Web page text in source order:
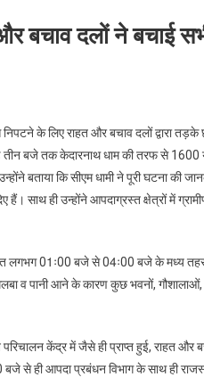
बचाव दलों ने बचाई
के लिए राहत और बचाव दलों द्वारा
बजे तक केदारनाथ धाम की तरफ से 1600
बताया कि सीएम धामी ने पूरी घटना की
हैं। साथ ही उन्होंने आपदाग्रस्त क्षेत्रों में
लगभग 01ः00 बजे से 04ः00 बजे के मध्य
व पानी आने के कारण कुछ भवनों,
केंद्र में जैसे ही प्राप्त हुई, राहत और
से ही आपदा प्रबंधन विभाग के साथ ही